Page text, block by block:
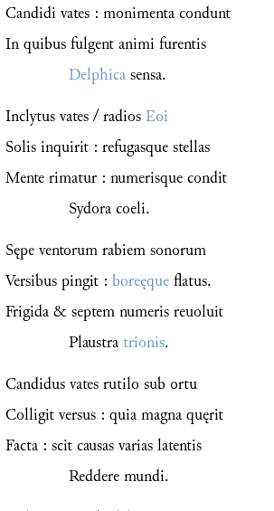
Candidi vates : monimenta condunt
In quibus fulgent animi furentis
Delphica sensa.
Inclytus vates / radiosEoi
Solis inquirit : refugasque stellas
Mente rimatur : numerisque condit
Sydora coeli.
Sępe ventorum rabiem sonorum
Versibus pingit :boreęque flatus.
Frigida & septem numeris reuoluit
Plaustra trionis.
Candidus vates rutilo sub ortu
Colligit versus : quia magna quęrit
Facta : scit causas varias latentis
Reddere mundi.